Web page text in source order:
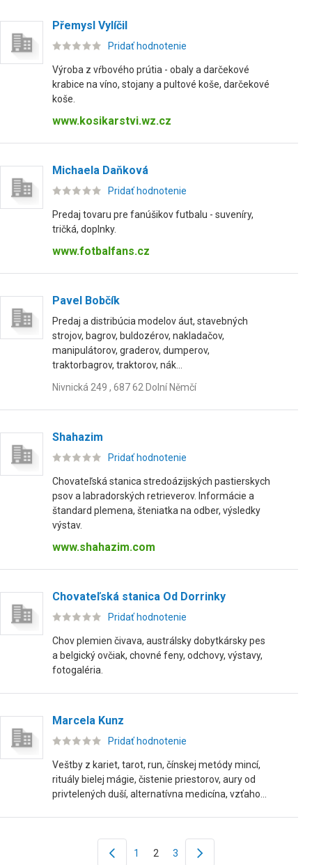
Přemysl Vylíčil
Pridať hodnotenie
Výroba z vŕbového prútia - obaly a darčekové
krabice na víno, stojany a pultové koše, darčekové
koše.
www.kosikarstvi.wz.cz
Michaela Daňková
Pridať hodnotenie
Predaj tovaru pre fanúšikov futbalu - suveníry,
tričká, doplnky.
www.fotbalfans.cz
Pavel Bobčík
Predaj a distribúcia modelov áut, stavebných
strojov, bagrov, buldozérov, nakladačov,
manipulátorov, graderov, dumperov,
traktorbagrov, traktorov, nák...
Nivnická 249 , 687 62 Dolní Němčí
Shahazim
Pridať hodnotenie
Chovateľská stanica stredoázijských pastierskych
psov a labradorských retrieverov. Informácie a
štandard plemena, šteniatka na odber, výsledky
výstav.
www.shahazim.com
Chovateľská stanica Od Dorrinky
Pridať hodnotenie
Chov plemien čivava, austrálsky dobytkársky pes
a belgický ovčiak, chovné feny, odchovy, výstavy,
fotogaléria.
Marcela Kunz
Pridať hodnotenie
Veštby z kariet, tarot, run, čínskej metódy mincí,
rituály bielej mágie, čistenie priestorov, aury od
privtelených duší, alternatívna medicína, vzťaho...
1 2 3